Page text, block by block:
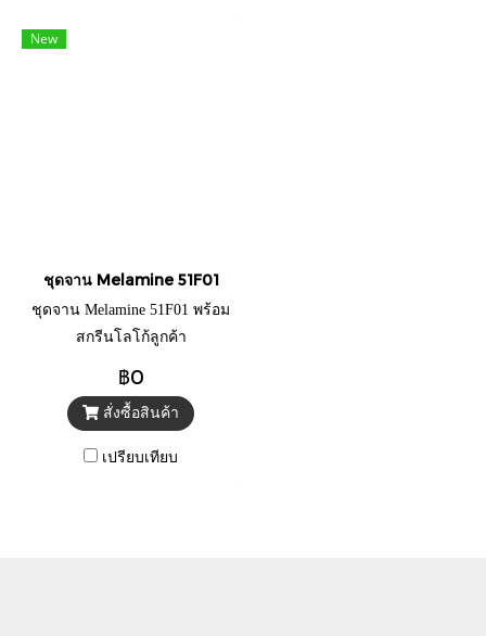
New
ชุดจาน Melamine 51F01
ชุดจาน Melamine 51F01 พร้อม
สกรีนโลโก้ลูกค้า
฿0
สั่งซื้อสินค้า
เปรียบเทียบ